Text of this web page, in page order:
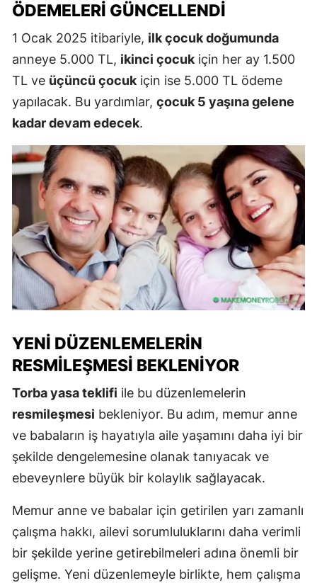
ÖDEMELERI GÜNCELLENDI
1 Ocak 2025 itibariyle, ilk çocuk doğumunda
anneye 5.000 TL, ikinci çocukiçin her ay 1.500
TL ve üçüncü çocukiçin ise 5.000 TL ödeme
yapılacak. Bu yardımlar, çocuk 5 yaşına gelene
kadar devam edecek.
YENI DÜZENLEMELERIN
RESMILEŞMESI BEKLENIYOR
Torba yasa teklifi ile bu düzenlemelerin
resmileşmesi bekleniyor. Bu adım, memur anne
ve babaların iş hayatıyla aile yaşamını daha iyi bir
şekilde dengelemesine olanak tanıyacak ve
ebeveynlere büyük bir kolaylık sağlayacak.
Memur anne ve babalar için getirilen yarı zamanlı
çalışma hakkı, ailevi sorumluluklarını daha verimli
bir şekilde yerine getirebilmeleri adına önemli bir
gelişme. Yeni düzenlemeyle birlikte, hem çalışma